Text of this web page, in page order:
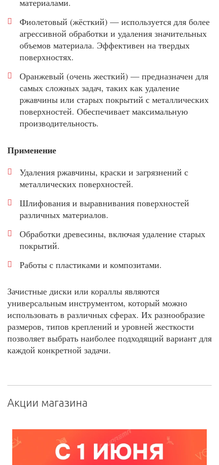
Фиолетовый (жёсткий) — используется для более
агрессивной обработки и удаления значительных
объемов материала. Эффективен на твердых
поверхностях.
Оранжевый (очень жесткий) — предназначен для
самых сложных задач, таких как удаление
ржавчины или старых покрытий с металлических
поверхностей. Обеспечивает максимальную
производительность.
Применение
Удаления ржавчины, краски и загрязнений с
металлических поверхностей.
Шлифования и выравнивания поверхностей
различных материалов.
Обработки древесины, включая удаление старых
покрытий.
Работы с пластиками и композитами.
Зачистные диски или кораллы являются
универсальным инструментом, который можно
использовать в различных сферах. Их разнообразие
размеров, типов креплений и уровней жесткости
позволяет выбрать наиболее подходящий вариант для
каждой конкретной задачи.
Акции магазина